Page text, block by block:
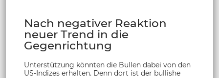
Nach negativer Reaktion
neuer Trend in die
Gegenrichtung
Unterstützung könnten die Bullen dabei von den
US-Indizes erhalten. Denn dort ist der bullishe